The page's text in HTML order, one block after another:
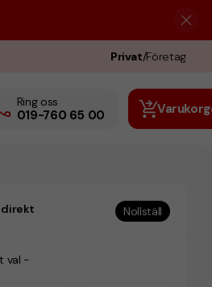
Privat/Företag
Ring oss
019-760 65 00
direkt Nollställ
val -